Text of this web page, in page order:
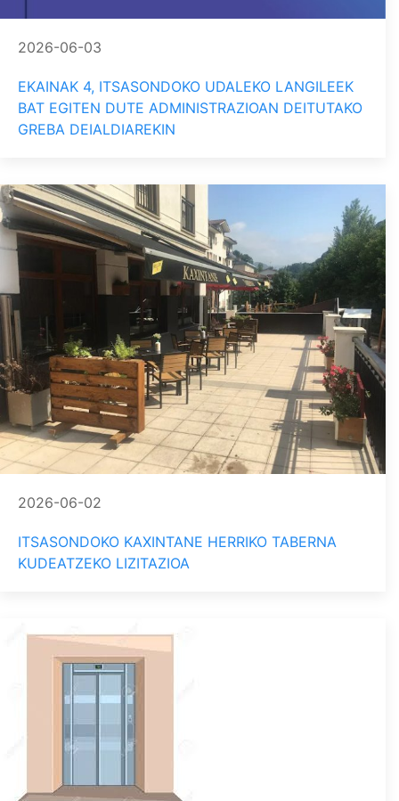
2026-06-03
EKAINAK 4, ITSASONDOKO UDALEKO LANGILEEK
BAT EGITEN DUTE ADMINISTRAZIOAN DEITUTAKO
GREBA DEIALDIAREKIN
2026-06-02
ITSASONDOKO KAXINTANE HERRIKO TABERNA
KUDEATZEKO LIZITAZIOA